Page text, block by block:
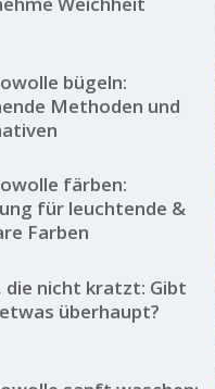
bügeln:
Methoden und
färben:
für leuchtende &
Farben
die nicht kratzt: Gibt
überhaupt?